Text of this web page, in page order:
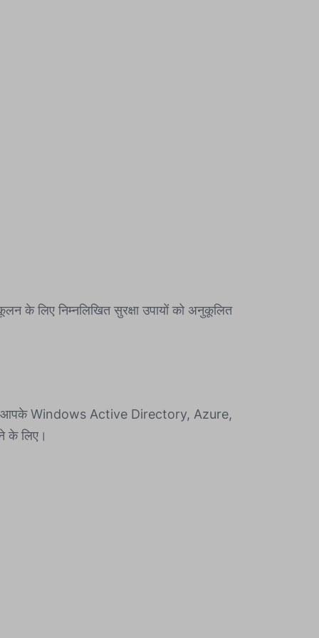
के लिए निम्नलिखित सुरक्षा उपायों को अनुकूलित
आपके Windows Active Directory, Azure,
के लिए।